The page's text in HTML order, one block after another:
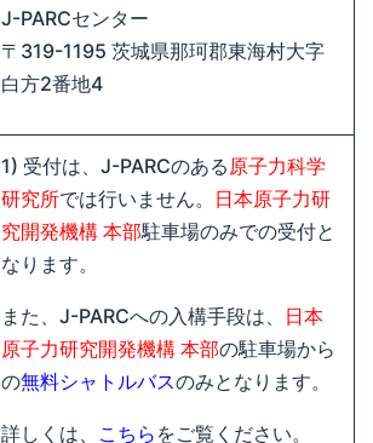
J-PARCセンター
〒319-1195 茨城県那珂郡東海村大字
白方2番地4
1) 受付は、J-PARCのある原子力科学
研究所では行いません。 日本原子力研
究開発機構 本部駐車場のみでの受付と
なります。
また、J-PARCへの入構手段は、 日本
原子力研究開発機構 本部の駐車場から
の無料シャトルバスのみとなります。
詳しくは、 こちら をご覧ください。